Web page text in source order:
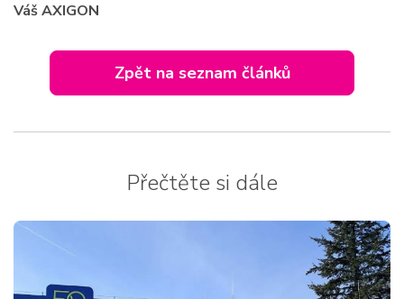
Váš AXIGON
Zpět na seznam článků
Přečtěte si dále